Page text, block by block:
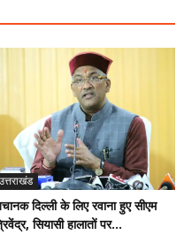
दिल्ली के लिए रवाना हुए सीएम
सियासी हालातों पर...